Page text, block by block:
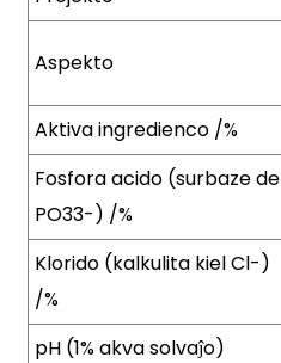
Aspekto
Aktiva ingredienco /%
Fosfora acido (surbaze de
PO33-) /%
Klorido (kalkulita kiel Cl-)
/%
pH (1% akva solvaĵo)